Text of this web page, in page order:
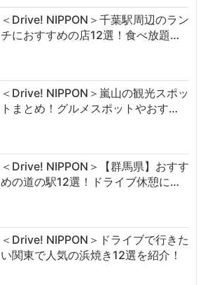
＜Drive! NIPPON＞千葉駅周辺のラン
チにおすすめの店12選！食べ放題…
＜Drive! NIPPON＞嵐山の観光スポッ
トまとめ！グルメスポットやおす…
＜Drive! NIPPON＞【群馬県】おすす
めの道の駅12選！ドライブ休憩に…
＜Drive! NIPPON＞ドライブで行きた
い関東で人気の浜焼き12選を紹介！